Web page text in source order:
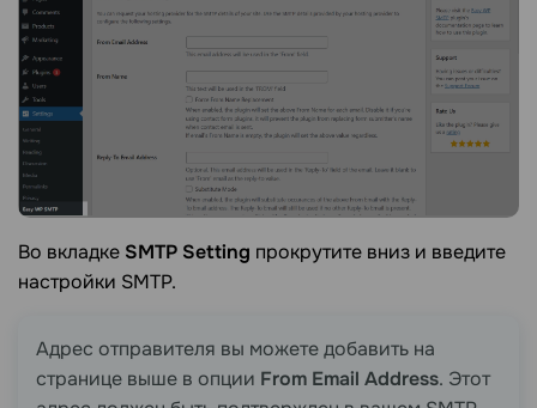
Во вкладке SMTP Setting прокрутите вниз и введите
настройки SMTP.
Адрес отправителя вы можете добавить на
странице выше в опции From Email Address. Этот